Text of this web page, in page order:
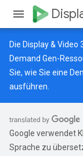
Die Display &
Demand Gen-
Sie, wie Sie eine
ausführen.
Google verwendet
Sprache zu